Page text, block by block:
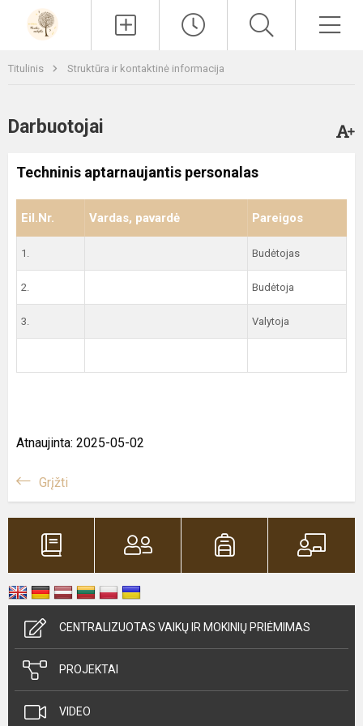
Titulinis Struktūra ir kontaktinė informacija
Darbuotojai
Techninis aptarnaujantis personalas
Eil.Nr. Vardas, pavardė Pareigos
1. Budėtojas
2. Budėtoja
3. Valytoja
Atnaujinta: 2025-05-02
Grįžti
CENTRALIZUOTAS VAIKŲ IR MOKINIŲ PRIĖMIMAS
PROJEKTAI
VIDEO